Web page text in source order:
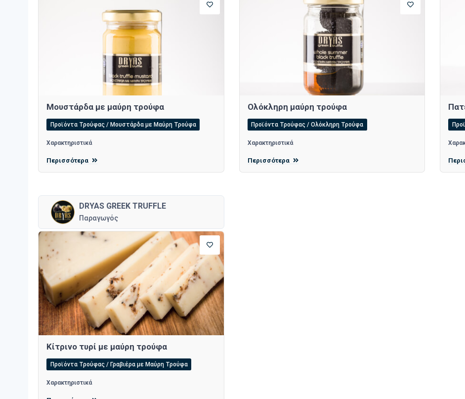
Μουστάρδα με μαύρη τρούφα
Προϊόντα Τρούφας / Μουστάρδα με Μαύρη Τρούφα
Χαρακτηριστικά
Περισσότερα
Ολόκληρη μαύρη τρούφα
Προϊόντα Τρούφας / Ολόκληρη Τρούφα
Χαρακτηριστικά
Περισσότερα
DRYAS GREEK TRUFFLE
Παραγωγός
Κίτρινο τυρί με μαύρη τρούφα
Προϊόντα Τρούφας / Γραβιέρα με Μαύρη Τρούφα
Χαρακτηριστικά